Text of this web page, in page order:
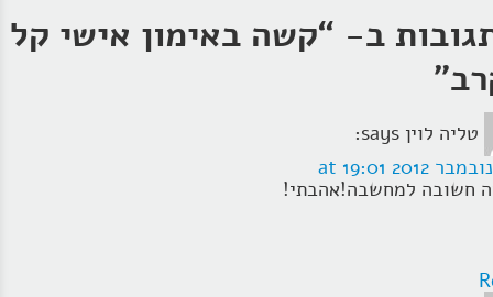
קשה באימון אישי קל
”
טליה לוין says:
חשובה למחשבה!אהבתי!